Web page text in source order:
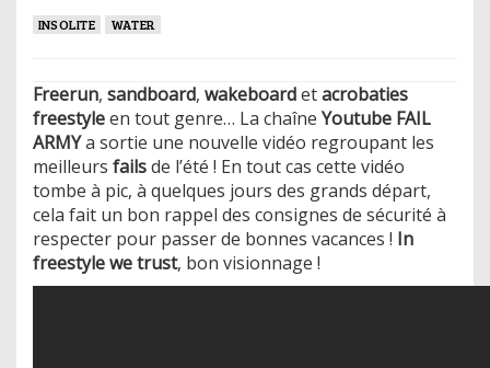
INSOLITE WATER
Freerun, sandboard, wakeboardetacrobaties
freestyleen tout genre… La chaîne Youtube FAIL
ARMYa sortie une nouvelle vidéo regroupant les
meilleurs failsde l’été ! En tout cas cette vidéo
tombe à pic, à quelques jours des grands départ,
cela fait un bon rappel des consignes de sécurité à
respecter pour passer de bonnes vacances ! In
freestyle we trust, bon visionnage !